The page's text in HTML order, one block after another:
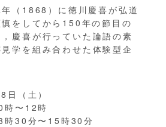
（1868）に徳川慶喜が弘道
をしてから150年の節目の
慶喜が行っていた論語の素
学を組み合わせた体験型企
（土）
時〜12時
30分〜15時30分